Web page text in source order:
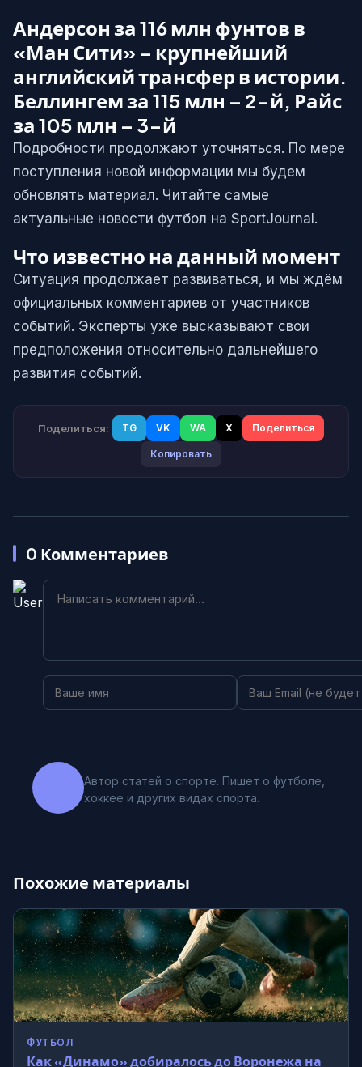
Андерсон за 116 млн фунтов в
«Ман Сити» – крупнейший
английский трансфер в истории.
Беллингем за 115 млн – 2-й, Райс
за 105 млн – 3-й
Подробности продолжают уточняться. По мере
поступления новой информации мы будем
обновлять материал. Читайте самые
актуальные новости футбол на SportJournal.
Что известно на данный момент
Ситуация продолжает развиваться, и мы ждём
официальных комментариев от участников
событий. Эксперты уже высказывают свои
предположения относительно дальнейшего
развития событий.
Поделиться: TG VK WA X Поделиться
Копировать
0 Комментариев
Автор статей о спорте. Пишет о футболе,
хоккее и других видах спорта.
Похожие материалы
ФУТБОЛ
Как «Динамо» добиралось до Воронежа на